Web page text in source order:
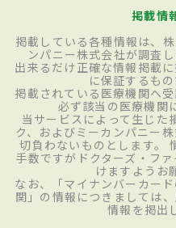
掲載情
掲載している各種情報は、
ンパニー株式会社が調査
出来るだけ正確な情報掲載
に保証するも
掲載されている医療機関へ
必ず該当の医療機関
当サービスによって生じた
ク、およびミーカンパニー
切負わないものとします。
手数ですがドクターズ・フ
けますようお
なお、「マイナンバーカー
関」の情報につきましては
情報を掲出